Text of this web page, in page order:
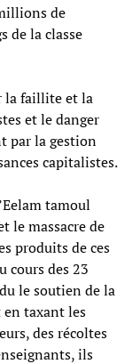
de
de la classe
la faillite et la
et le danger
par la gestion
capitalistes.
tamoul
le massacre de
produits de ces
cours des 23
le soutien de la
taxant les
des récoltes
ils